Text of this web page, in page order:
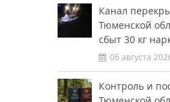
Канал
Тюменской
сбыт 30 кг
06 августа
Контроль и